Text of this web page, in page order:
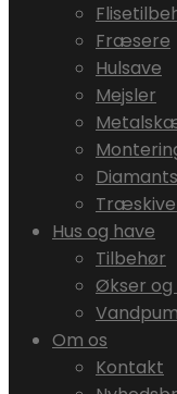
Fræsere
Hulsave
Mejsler
Hus og have
Tilbehør
Økser
Om os
Kontakt